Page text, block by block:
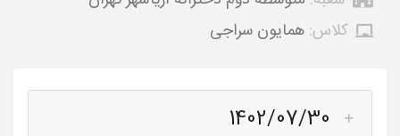
کلاس: همایون سراجی
1402/07/30